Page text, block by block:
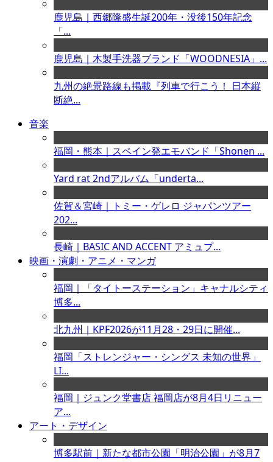
鹿児島｜西郷隆盛生誕200年・没後150年記念
「...
鹿児島｜木製手洗器ブランド「WOODNESIA」...
九州の絶景路線も掲載『列車で行こう！ 日本縦
断絶...
音楽
福岡・熊本｜スペイン発エモバンド「Shonen ...
Yard rat 2ndアルバム「underta...
佐賀＆宮崎｜トミー・ゲレロ ジャパンツアー
202...
長崎｜BASIC AND ACCENT アミュプ...
映画・演劇・アニメ・マンガ
福岡｜「タイトーステーション」キャナルシティ
博多...
北九州｜KPF2026が11月28・29日に開催...
福岡「ストレンジャー・シングス 未知の世界」
LI...
福岡｜ジュンク堂書店 福岡店が8月4日リニュー
ア...
アート・デザイン
博多駅前｜新たな都市公園「明治公園」が8月7